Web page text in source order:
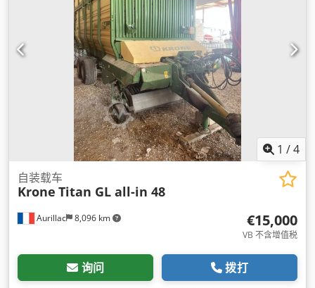
1 /4
Aurillac 8,096 km
自装载车
Krone Titan GL all-in 48
€15,000
VB 不含增值税
询问 拨打